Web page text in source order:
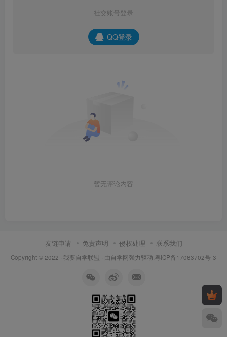
社交账号登录
QQ登录
暂无评论内容
友链申请 免责声明 侵权处理 联系我们
Copyright © 2022 · 我要自学联盟 · 由自学网强力驱动. 粤ICP备17063702号-3